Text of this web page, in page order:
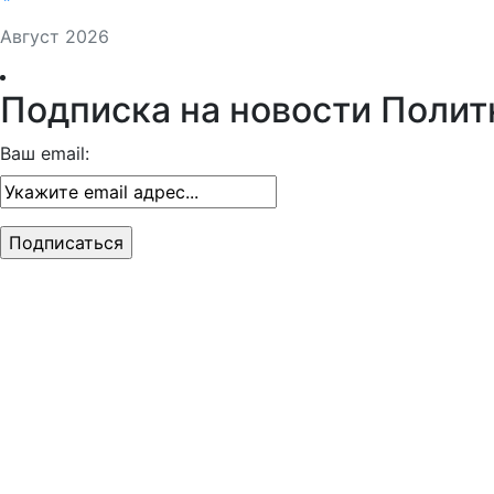
Август 2026
Подписка на новости
Ваш email: